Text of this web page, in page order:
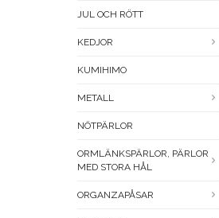
JUL OCH RÖTT
KEDJOR
KUMIHIMO
METALL
NÖTPÄRLOR
ORMLÄNKSPÄRLOR, PÄRLOR
MED STORA HÅL
ORGANZAPÅSAR